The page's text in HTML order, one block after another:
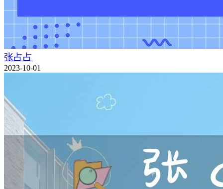
张占占
2023-10-01